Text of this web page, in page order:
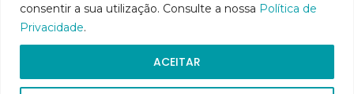
consentir a sua utilização. Consulte a nossa Política de
Privacidade.
ACEITAR